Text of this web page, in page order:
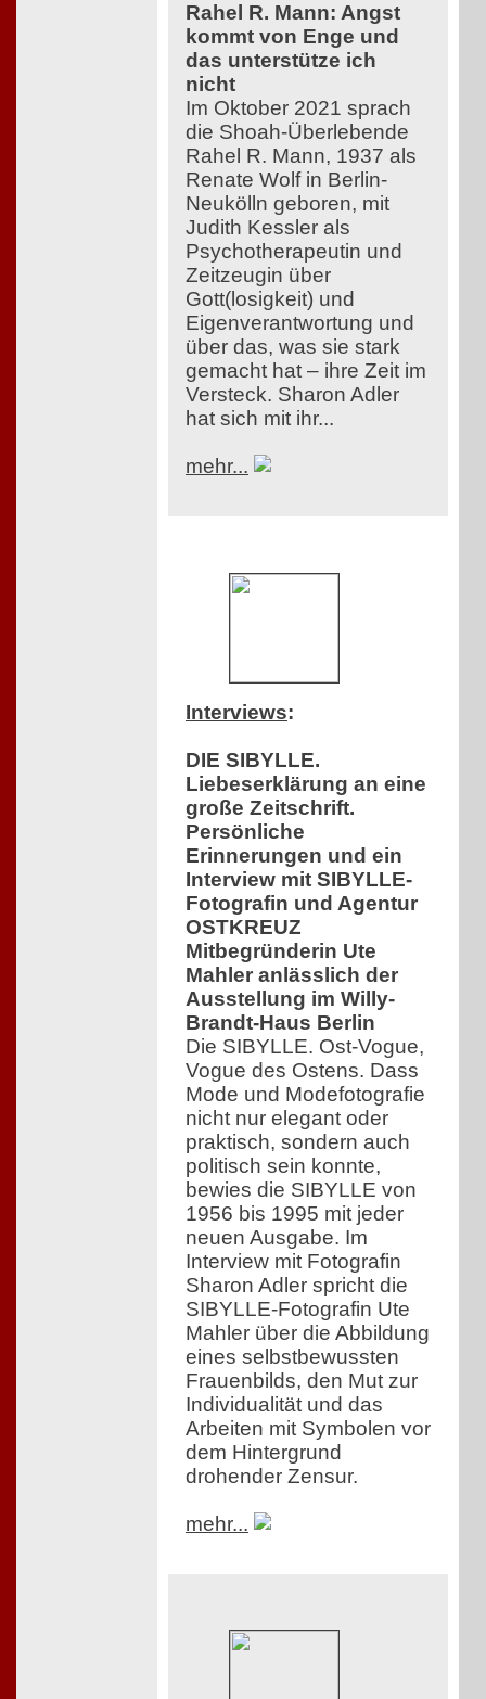
Rahel R. Mann: Angst
kommt von Enge und
das unterstütze ich
nicht
Im Oktober 2021 sprach
die Shoah-Überlebende
Rahel R. Mann, 1937 als
Renate Wolf in Berlin-
Neukölln geboren, mit
Judith Kessler als
Psychotherapeutin und
Zeitzeugin über
Gott(losigkeit) und
Eigenverantwortung und
über das, was sie stark
gemacht hat – ihre Zeit im
Versteck. Sharon Adler
hat sich mit ihr...
mehr...
Interviews:
DIE SIBYLLE.
Liebeserklärung an eine
große Zeitschrift.
Persönliche
Erinnerungen und ein
Interview mit SIBYLLE-
Fotografin und Agentur
OSTKREUZ
Mitbegründerin Ute
Mahler anlässlich der
Ausstellung im Willy-
Brandt-Haus Berlin
Die SIBYLLE. Ost-Vogue,
Vogue des Ostens. Dass
Mode und Modefotografie
nicht nur elegant oder
praktisch, sondern auch
politisch sein konnte,
bewies die SIBYLLE von
1956 bis 1995 mit jeder
neuen Ausgabe. Im
Interview mit Fotografin
Sharon Adler spricht die
SIBYLLE-Fotografin Ute
Mahler über die Abbildung
eines selbstbewussten
Frauenbilds, den Mut zur
Individualität und das
Arbeiten mit Symbolen vor
dem Hintergrund
drohender Zensur.
mehr...